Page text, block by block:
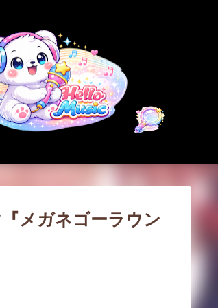
メガネゴーラウン